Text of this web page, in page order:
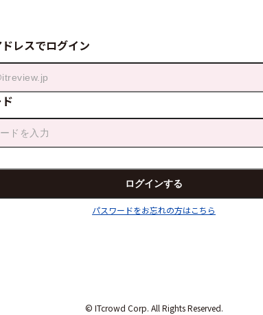
レスでログイン
パスワードをお忘れの方はこちら
© ITcrowd Corp. All Rights Reserved.